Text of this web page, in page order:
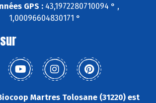
GPS :43,1972280710094 ° ,
1,00096604830171 °
Martres Tolosane (31220) est